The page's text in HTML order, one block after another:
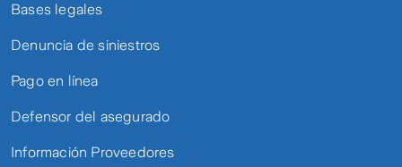
Bases legales
Denuncia de siniestros
Pago en línea
Defensor del asegurado
Información Proveedores